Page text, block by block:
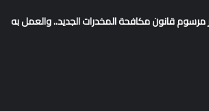
مرسوم قانون مكافحة المخدرات الجديد.. والعمل به